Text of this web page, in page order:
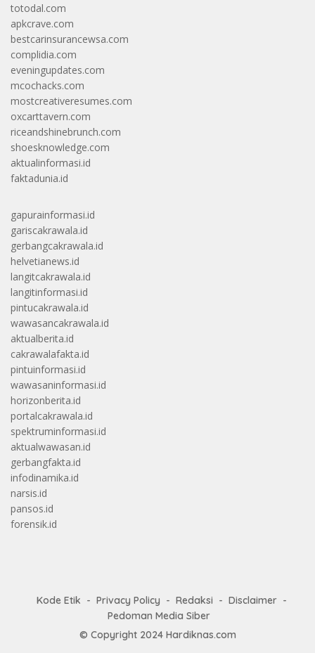
totodal.com
apkcrave.com
bestcarinsurancewsa.com
complidia.com
eveningupdates.com
mcochacks.com
mostcreativeresumes.com
oxcarttavern.com
riceandshinebrunch.com
shoesknowledge.com
aktualinformasi.id
faktadunia.id
gapurainformasi.id
gariscakrawala.id
gerbangcakrawala.id
helvetianews.id
langitcakrawala.id
langitinformasi.id
pintucakrawala.id
wawasancakrawala.id
aktualberita.id
cakrawalafakta.id
pintuinformasi.id
wawasaninformasi.id
horizonberita.id
portalcakrawala.id
spektruminformasi.id
aktualwawasan.id
gerbangfakta.id
infodinamika.id
narsis.id
pansos.id
forensik.id
Kode Etik Privacy Policy Redaksi
Disclaimer
Pedoman Media Siber
© Copyright 2024 Hardiknas.com